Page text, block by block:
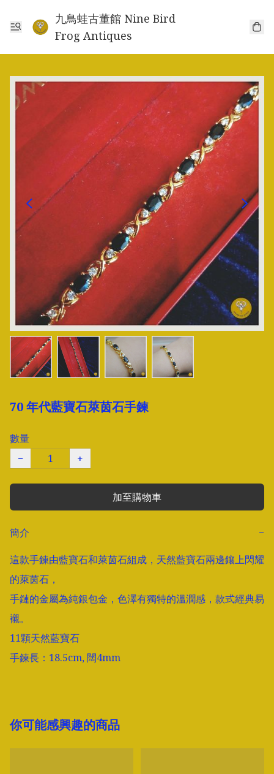
九鳥蛙古董館 Nine Bird
Frog Antiques
70 年代藍寶石萊茵石手鍊
數量
−
+
加至購物車
簡介
−
這款手鍊由藍寶石和萊茵石組成，天然藍寶石兩邊鑲上閃耀
的萊茵石，
手鏈的金屬為純銀包金，色澤有獨特的溫潤感，款式經典易
襯。
11顆天然藍寶石
手鍊長：18.5cm, 闊4mm
你可能感興趣的商品